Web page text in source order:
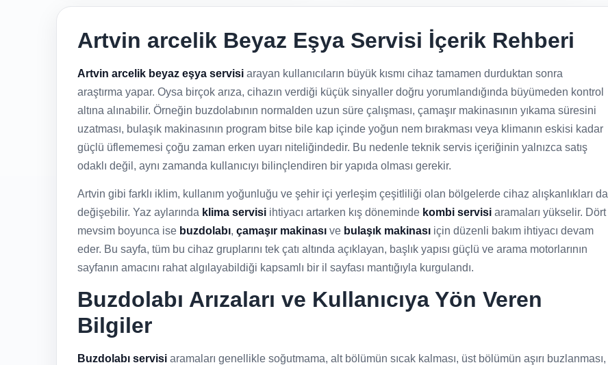
Artvin arcelik Beyaz Eşya Servisi İçerik Rehberi
Artvin arcelik beyaz eşya servisi arayan kullanıcıların büyük kısmı cihaz tamamen durduktan sonra
araştırma yapar. Oysa birçok arıza, cihazın verdiği küçük sinyaller doğru yorumlandığında büyümeden kontrol
altına alınabilir. Örneğin buzdolabının normalden uzun süre çalışması, çamaşır makinasının yıkama süresini
uzatması, bulaşık makinasının program bitse bile kap içinde yoğun nem bırakması veya klimanın eskisi kadar
güçlü üflememesi çoğu zaman erken uyarı niteliğindedir. Bu nedenle teknik servis içeriğinin yalnızca satış
odaklı değil, aynı zamanda kullanıcıyı bilinçlendiren bir yapıda olması gerekir.
Artvin gibi farklı iklim, kullanım yoğunluğu ve şehir içi yerleşim çeşitliliği olan bölgelerde cihaz alışkanlıkları da
değişebilir. Yaz aylarında klima servisi ihtiyacı artarken kış döneminde kombi servisi aramaları yükselir. Dört
mevsim boyunca ise buzdolabı, çamaşır makinası ve bulaşık makinası için düzenli bakım ihtiyacı devam
eder. Bu sayfa, tüm bu cihaz gruplarını tek çatı altında açıklayan, başlık yapısı güçlü ve arama motorlarının
sayfanın amacını rahat algılayabildiği kapsamlı bir il sayfası mantığıyla kurgulandı.
Buzdolabı Arızaları ve Kullanıcıya Yön Veren
Bilgiler
Buzdolabı servisi aramaları genellikle soğutmama, alt bölümün sıcak kalması, üst bölümün aşırı buzlanması,